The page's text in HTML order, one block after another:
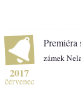
2017
červenec
Premiéra
zámek